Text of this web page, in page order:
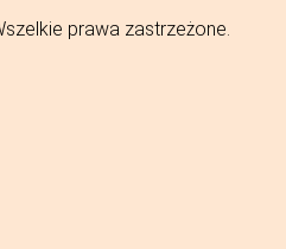
prawa zastrzeżone.